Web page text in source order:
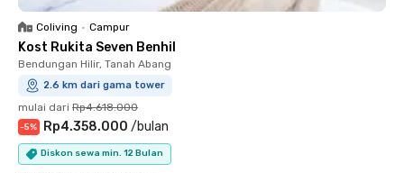
Coliving • Campur
Kost Rukita Seven Benhil
Bendungan Hilir, Tanah Abang
2.6 km dari gama tower
mulai dari Rp4.618.000
-5% Rp4.358.000 /bulan
Diskon sewa min. 12 Bulan